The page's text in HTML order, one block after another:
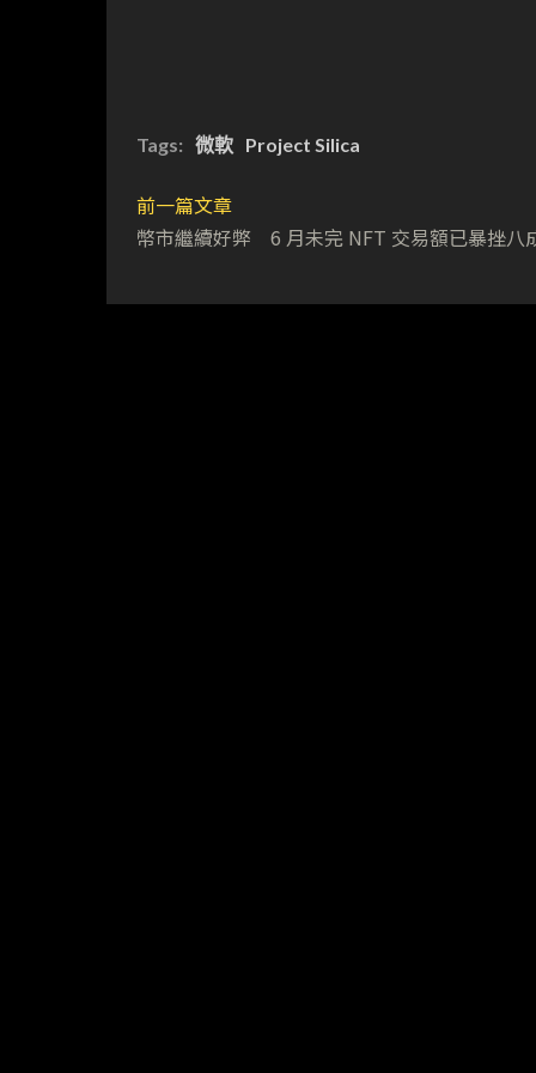
Tags: 微軟 Project Silica
前一篇文章
幣市繼續好弊 6 月未完 NFT 交易額已暴挫八